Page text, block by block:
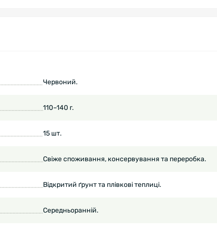
Червоний.
110–140 г.
15 шт.
Свіже споживання, консервування та переробка.
Відкритий ґрунт та плівкові теплиці.
Середньоранній.